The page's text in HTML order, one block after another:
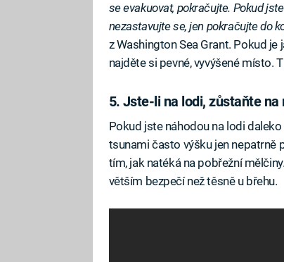
se evakuovat, pokračujte. Pokud
nezastavujte se, jen pokračujte do
z Washington Sea Grant. Pokud
najděte si pevné, vyvýšené místo.
5. Jste-li na lodi, zůstaňte na
Pokud jste náhodou na lodi
tsunami často výšku jen nepatrně
tím, jak natéká na pobřežní
větším bezpečí než těsně u břehu.